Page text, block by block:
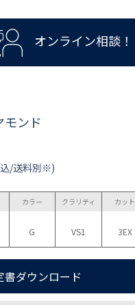
オンライン相談！
モンド
/送料別※)
カラー
G
クラリティ
VS1
カット
3EX
書ダウンロード